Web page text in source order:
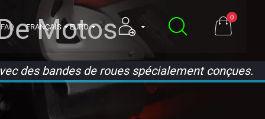
FAQ FRANÇAIS EURO
0
Motos
des bandes de roues spécialement conçues.